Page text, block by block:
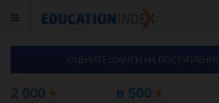
ОЦЕНИТЕ ШАНСЫ НА ПОСТУПЛЕНИЕ
2 000 + в 500 +